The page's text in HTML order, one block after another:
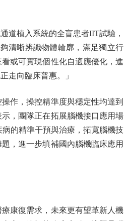
植入系統的全盲患者IIT試驗，
清晰辨識物體輪廓，滿足獨立行
或可實現個性化自適應優化，進
走向臨床普惠。」
作，操控精準度與穩定性均達到
，團隊正在拓展腦機接口應用場
的精準干預與治療，拓寬腦機技
，進一步填補國內腦機臨床應用
康復需求，未來更有望革新人機